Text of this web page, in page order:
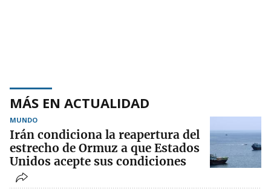
MÁS EN ACTUALIDAD
MUNDO
Irán condiciona la reapertura del
estrecho de Ormuz a que Estados
Unidos acepte sus condiciones